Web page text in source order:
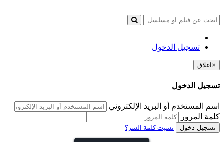
تسجيل الدخول
× اغلاق
تسجيل الدخول
اسم المستخدم أو البريد الإلكتروني
كلمة المرور
تسجيل دخول نسيت كلمة السر؟